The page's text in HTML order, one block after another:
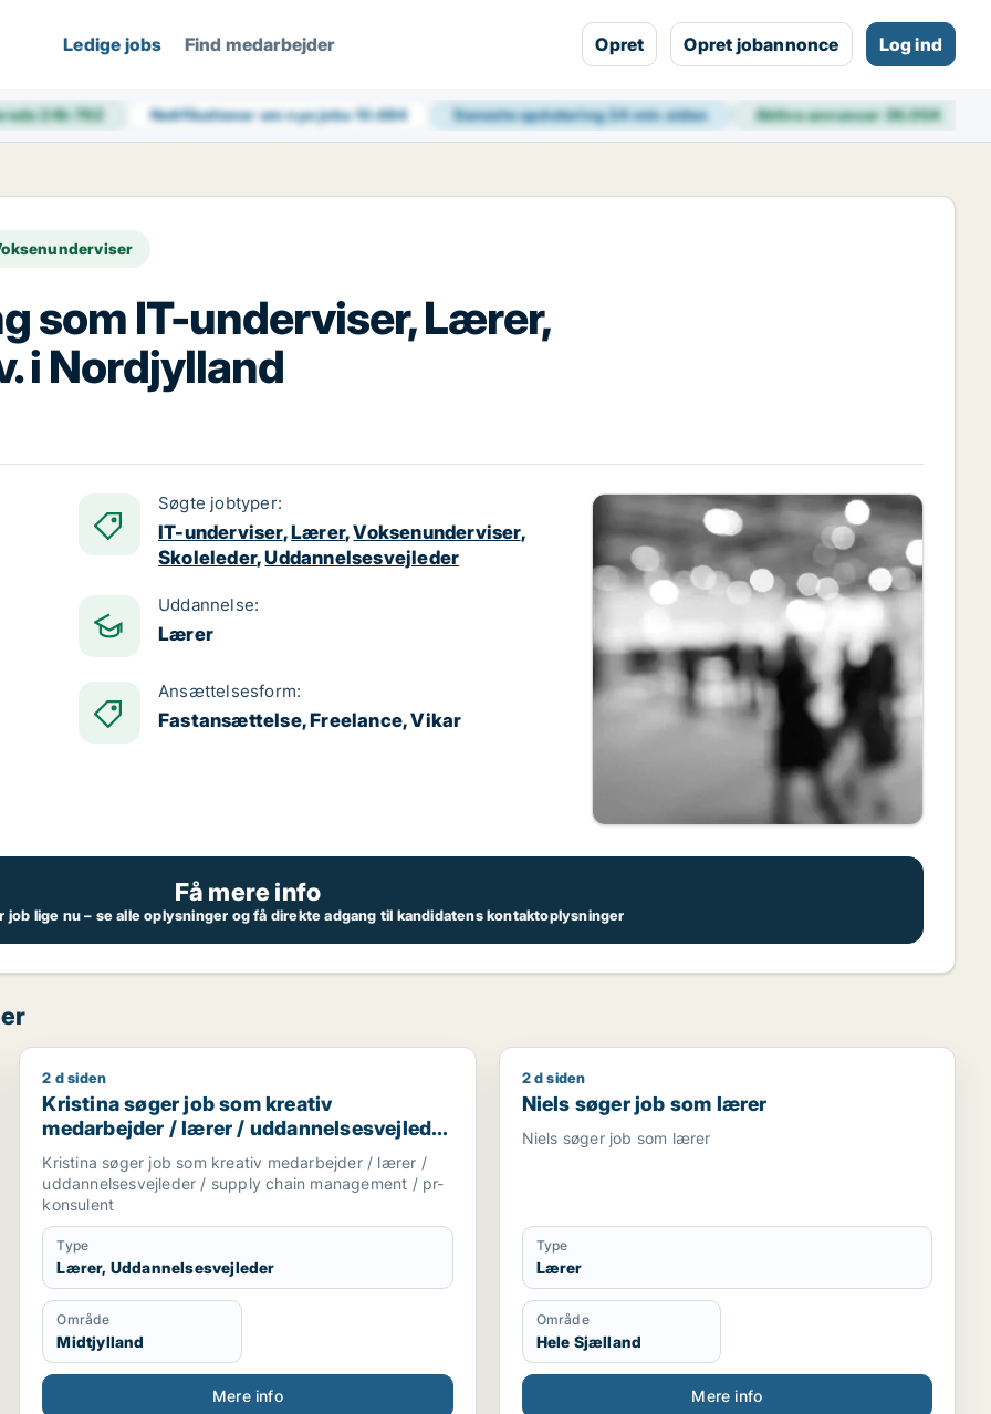
Ledige jobs Find medarbejder Opret Opret jobannonce Log ind
24h 792 Notifikationer om nye jobs10.684 Seneste opdatering24 min siden Aktive annoncer 36.004
som IT-underviser, Lærer,
i Nordjylland
Søgte jobtyper:
IT-underviser,Lærer,Voksenunderviser,
Skoleleder,Uddannelsesvejleder
Uddannelse:
Lærer
Ansættelsesform:
Fastansættelse, Freelance, Vikar
Få mere info
job lige nu – se alle oplysninger og få direkte adgang til kandidatens kontaktoplysninger
Kristina søger job som kreativ medarbejder / lærer / uddannelsesvejleder / supply chain management / pr-
2 d siden
Kristina søger job som kreativ
medarbejder / lærer / uddannelsesvejleder
/ supply chain management / pr-konsulent
Kristina søger job som kreativ medarbejder / lærer /
uddannelsesvejleder / supply chain management / pr-
konsulent
Type
Lærer, Uddannelsesvejleder
Område
Midtjylland
Mere info
Niels søger job som lærer
2 d siden
Niels søger job som lærer
Niels søger job som lærer
Type
Lærer
Område
Hele Sjælland
Mere info